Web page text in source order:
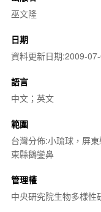
巫文隆
日期
資料更新日期:2009-07-
語言
中文；英文
範圍
台灣分佈:小琉球，屏
東縣鵝鑾鼻
管理權
中央研究院生物多樣性